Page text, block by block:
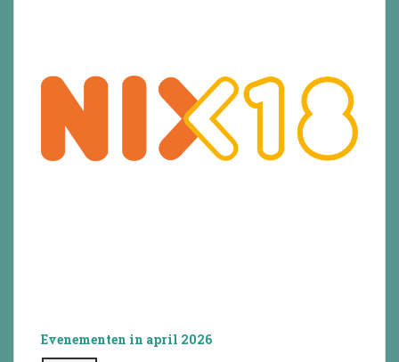
Evenementen in april 2026